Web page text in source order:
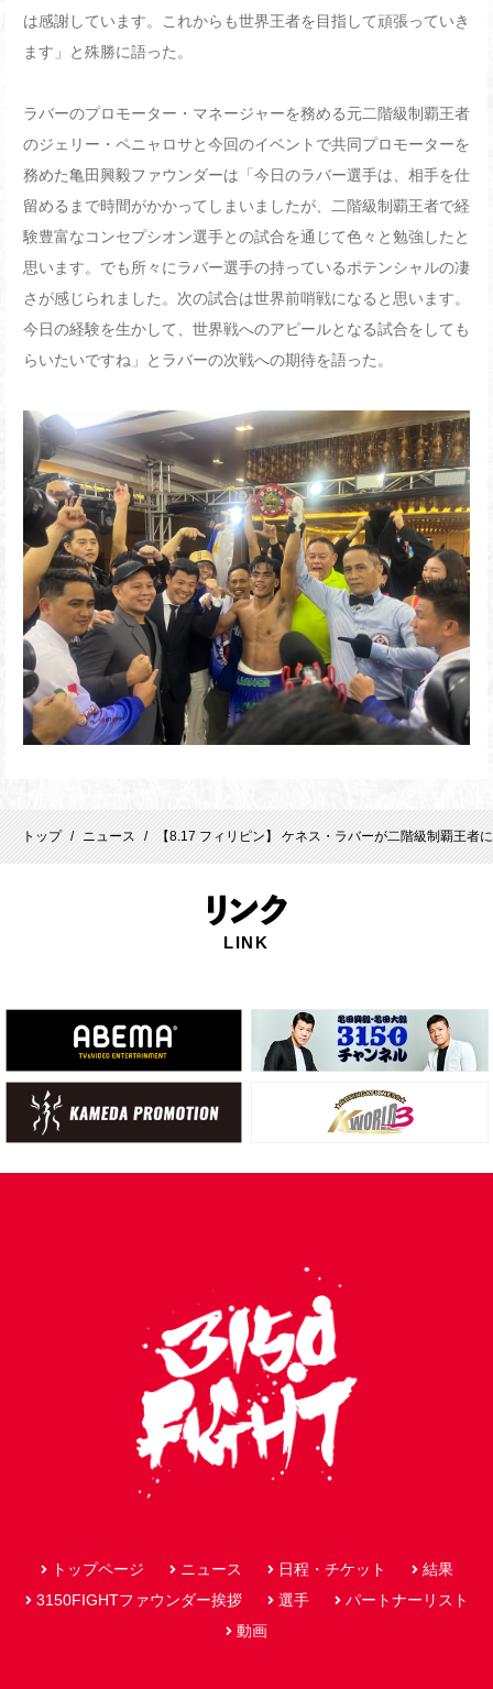
は感謝しています。これからも世界王者を目指して頑張っていき
ます」と殊勝に語った。
ラバーのプロモーター・マネージャーを務める元二階級制覇王者
のジェリー・ペニャロサと今回のイベントで共同プロモーターを
務めた亀田興毅ファウンダーは「今日のラバー選手は、相手を仕
留めるまで時間がかかってしまいましたが、二階級制覇王者で経
験豊富なコンセプシオン選手との試合を通じて色々と勉強したと
思います。でも所々にラバー選手の持っているポテンシャルの凄
さが感じられました。次の試合は世界前哨戦になると思います。
今日の経験を生かして、世界戦へのアピールとなる試合をしても
らいたいですね」とラバーの次戦への期待を語った。
トップ / ニュース / 【8.17 フィリピン】 ケネス・ラバーが二階級制覇王者
リンク
LINK
トップページ ニュース 日程・チケット
結果
3150FIGHTファウンダー挨拶
選手
パートナーリスト
動画